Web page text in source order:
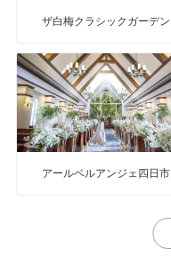
ザ白梅クラシックガーデン
アールベルアンジェ四日市